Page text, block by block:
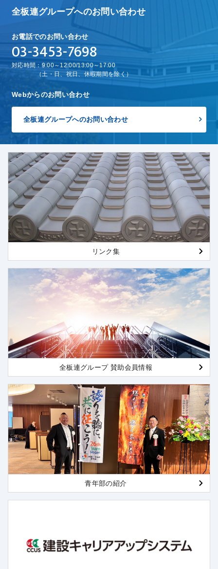
全板連グループへのお問い合わせ
お電話でのお問い合わせ
03-3453-7698
対応時間：9:00～12:00/13:00～17:00
（土・日、祝日、休暇期間を除く）
Webからのお問い合わせ
全板連グループへのお問い合わせ
リンク集
全板連グループ 賛助会員情報
青年部の紹介